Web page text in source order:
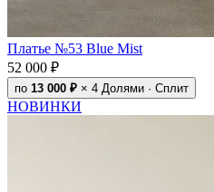
Платье №53 Blue Mist
52 000 ₽
по 13 000 ₽ × 4 Долями · Сплит
НОВИНКИ